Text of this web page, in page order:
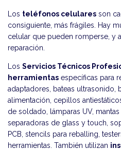
Los teléfonos celulares son
consiguiente, más frágiles. Hay
celular que pueden romperse, y
reparación.
Los Servicios Técnicos
herramientas específicas para
adaptadores, bateas ultrasonido,
alimentación, cepillos
de soldado, lámparas UV,
separadoras de glass y touch,
PCB, stencils para reballing,
herramientas. También utilizan